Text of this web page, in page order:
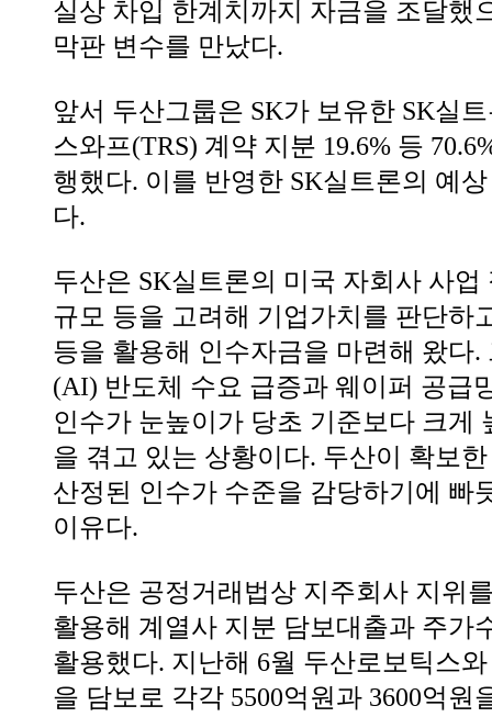
실상 차입 한계치까지 자금을 조달했
막판 변수를 만났다.
앞서 두산그룹은 SK가 보유한 SK실
스와프(TRS) 계약 지분 19.6% 등
행했다. 이를 반영한 SK실트론의 예
다.
두산은 SK실트론의 미국 자회사 사
규모 등을 고려해 기업가치를 판단하
등을 활용해 인수자금을 마련해 왔다
(AI) 반도체 수요 급증과 웨이퍼 공급
인수가 눈높이가 당초 기준보다 크게
을 겪고 있는 상황이다. 두산이 확보
산정된 인수가 수준을 감당하기에 빠
이유다.
두산은 공정거래법상 지주회사 지위
활용해 계열사 지분 담보대출과 주가
활용했다. 지난해 6월 두산로보틱스
을 담보로 각각 5500억원과 3600억원